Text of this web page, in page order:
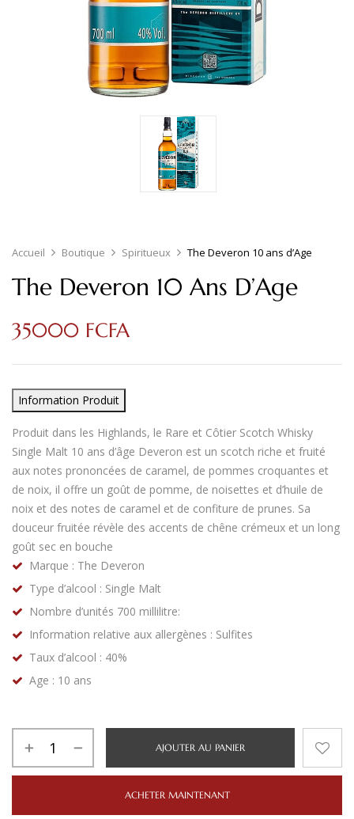
Accueil Boutique Spiritueux The Deveron 10 ans d’Age
The Deveron 10 Ans D’Age
35000 FCFA
Information Produit
Produit dans les Highlands, le Rare et Côtier Scotch Whisky
Single Malt 10 ans d’âge Deveron est un scotch riche et fruité
aux notes prononcées de caramel, de pommes croquantes et
de noix, il offre un goût de pomme, de noisettes et d’huile de
noix et des notes de caramel et de confiture de prunes. Sa
douceur fruitée révèle des accents de chêne crémeux et un long
goût sec en bouche​
Marque : The Deveron
Type d’alcool : Single Malt
Nombre d’unités 700 millilitre:
Information relative aux allergènes : Sulfites
Taux d’alcool : 40%
Age : 10 ans
AJOUTER AU PANIER
ACHETER MAINTENANT